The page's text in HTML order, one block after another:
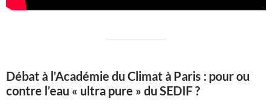
Débat à l'Académie du Climat à Paris : pour ou
contre l’eau « ultra pure » du SEDIF ?